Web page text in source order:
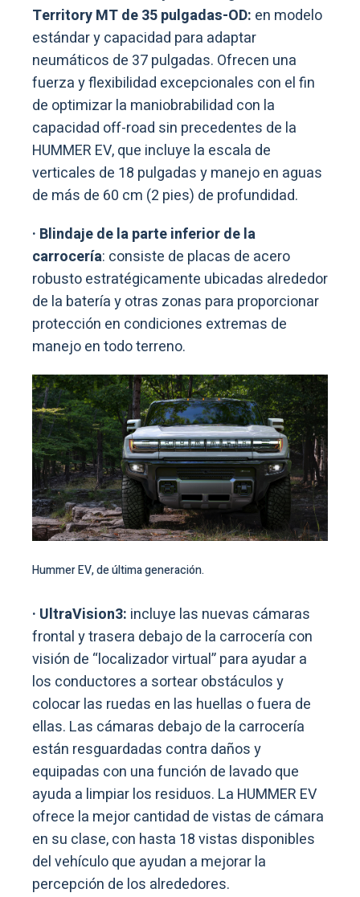
Territory MT de 35 pulgadas-OD: en modelo
estándar y capacidad para adaptar
neumáticos de 37 pulgadas. Ofrecen una
fuerza y flexibilidad excepcionales con el fin
de optimizar la maniobrabilidad con la
capacidad off-road sin precedentes de la
HUMMER EV, que incluye la escala de
verticales de 18 pulgadas y manejo en aguas
de más de 60 cm (2 pies) de profundidad.
· Blindaje de la parte inferior de la
carrocería: consiste de placas de acero
robusto estratégicamente ubicadas alrededor
de la batería y otras zonas para proporcionar
protección en condiciones extremas de
manejo en todo terreno.
Hummer EV, de última generación.
· UltraVision3: incluye las nuevas cámaras
frontal y trasera debajo de la carrocería con
visión de “localizador virtual” para ayudar a
los conductores a sortear obstáculos y
colocar las ruedas en las huellas o fuera de
ellas. Las cámaras debajo de la carrocería
están resguardadas contra daños y
equipadas con una función de lavado que
ayuda a limpiar los residuos. La HUMMER EV
ofrece la mejor cantidad de vistas de cámara
en su clase, con hasta 18 vistas disponibles
del vehículo que ayudan a mejorar la
percepción de los alrededores.